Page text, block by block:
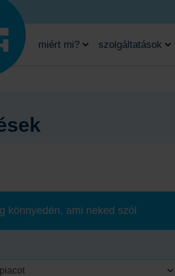
miért mi? szolgáltatások
könnyedén, ami neked szól